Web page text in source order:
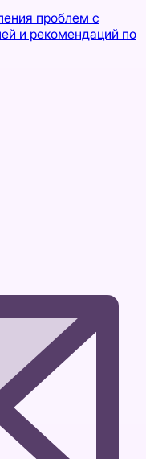
проблем с
и рекомендаций по